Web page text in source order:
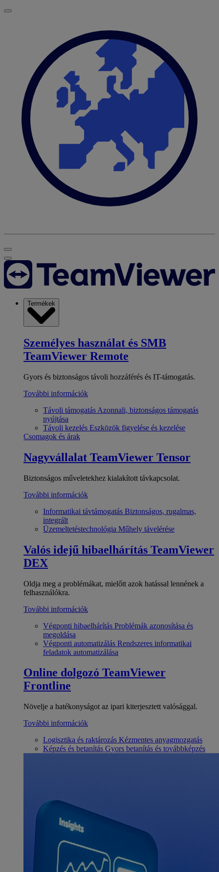
Termékek
Személyes használat és SMB
TeamViewer Remote
Gyors és biztonságos távoli hozzáférés és IT-támogatás.
További információk
Távoli támogatás Azonnali, biztonságos támogatás
nyújtása
Távoli kezelés Eszközök figyelése és kezelése
Csomagok és árak
Nagyvállalat TeamViewer Tensor
Biztonságos műveletekhez kialakított távkapcsolat.
További információk
Informatikai távtámogatás Biztonságos, rugalmas,
integrált
Üzemeltetéstechnológia Műhely távelérése
Valós idejű hibaelhárítás TeamViewer
DEX
Oldja meg a problémákat, mielőtt azok hatással lennének a
felhasználókra.
További információk
Végponti hibaelhárítás Problémák azonosítása és
megoldása
Végponti automatizálás Rendszeres informatikai
feladatok automatizálása
Online dolgozó TeamViewer
Frontline
Növelje a hatékonyságot az ipari kiterjesztett valósággal.
További információk
Logisztika és raktározás Kézmentes anyagmozgatás
Képzés és betanítás Gyors betanítás és továbbképzés